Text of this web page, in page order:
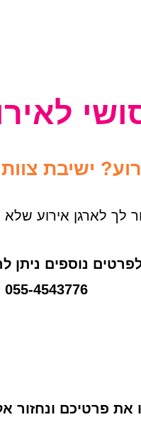
ישיבת
לך לארגן אירוע
נוספים ניתן
055-4543776
את פרטיכם ונחזור